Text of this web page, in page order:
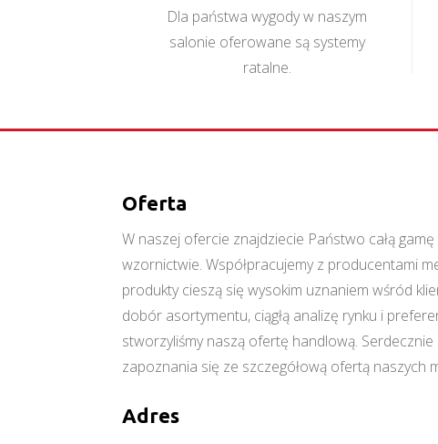
Dla państwa wygody w naszym
salonie oferowane są systemy
ratalne.
Oferta
W naszej ofercie znajdziecie Państwo całą
wzornictwie. Współpracujemy z producentami
produkty cieszą się wysokim uznaniem wśród
dobór asortymentu, ciągłą analizę rynku i
stworzyliśmy naszą ofertę handlową.
zapoznania się ze szczegółową ofertą naszych
Adres